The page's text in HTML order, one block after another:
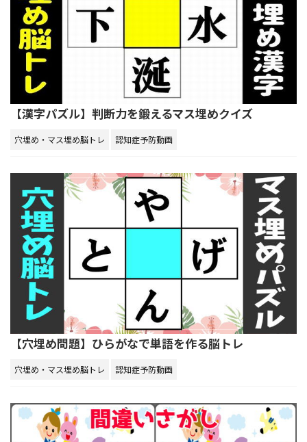
【漢字パズル】判断力を鍛えるマス埋めクイズ
穴埋め・マス埋め脳トレ 認知症予防動画
【穴埋め問題】ひらがなで単語を作る脳トレ
穴埋め・マス埋め脳トレ 認知症予防動画